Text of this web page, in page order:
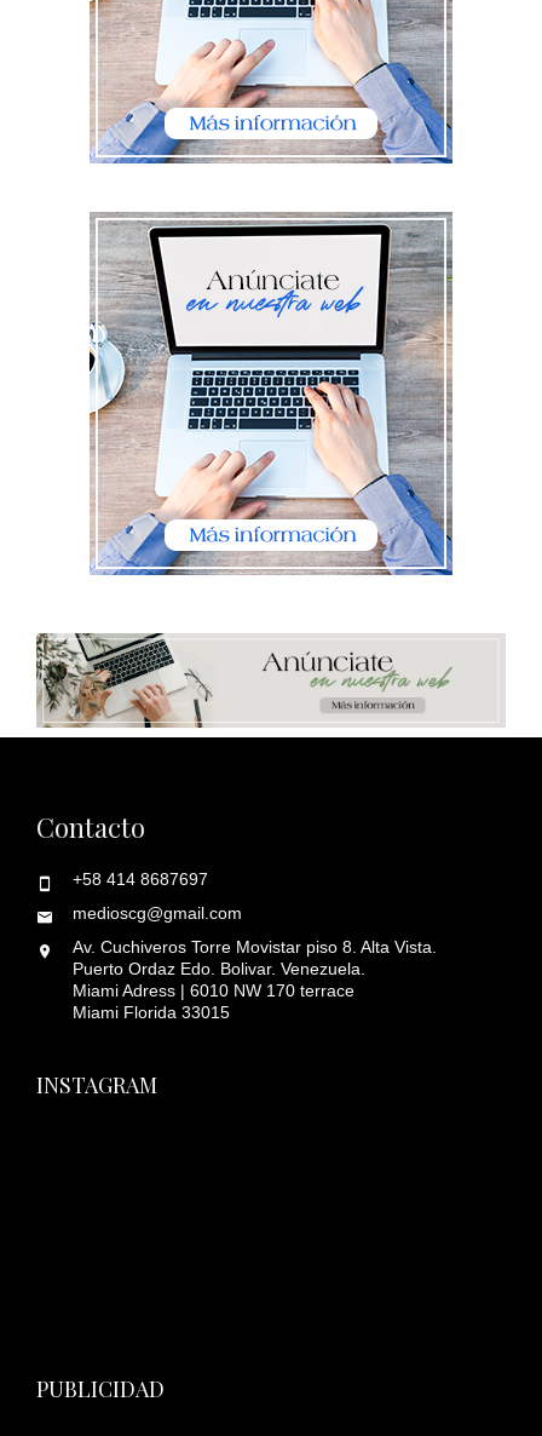
Contacto
+58 414 8687697
medioscg@gmail.com
Av. Cuchiveros Torre Movistar piso 8. Alta Vista.
Puerto Ordaz Edo. Bolivar. Venezuela.
Miami Adress | 6010 NW 170 terrace
Miami Florida 33015
INSTAGRAM
PUBLICIDAD